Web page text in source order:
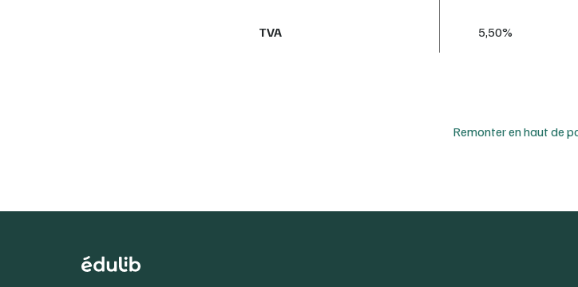
TVA 5,50%
Remonter en haut de